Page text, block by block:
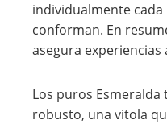
individualmente cada
conforman. En
asegura experiencias
Los puros
robusto, una vitola